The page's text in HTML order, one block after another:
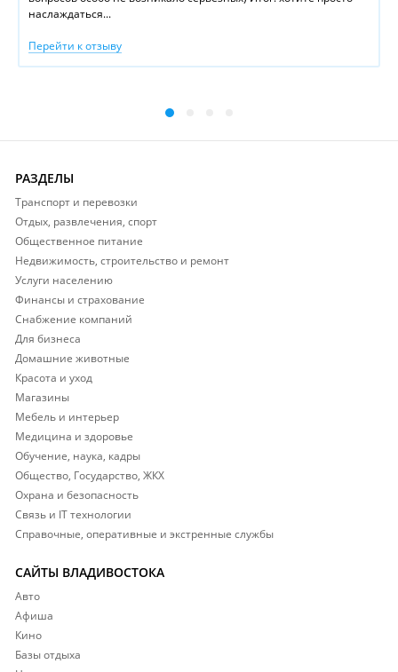
наслаждаться...
Перейти к отзыву
РАЗДЕЛЫ
Транспорт и перевозки
Отдых, развлечения, спорт
Общественное питание
Недвижимость, строительство и ремонт
Услуги населению
Финансы и страхование
Снабжение компаний
Для бизнеса
Домашние животные
Красота и уход
Магазины
Мебель и интерьер
Медицина и здоровье
Обучение, наука, кадры
Общество, Государство, ЖКХ
Охрана и безопасность
Связь и IT технологии
Справочные, оперативные и экстренные службы
САЙТЫ ВЛАДИВОСТОКА
Авто
Афиша
Кино
Базы отдыха